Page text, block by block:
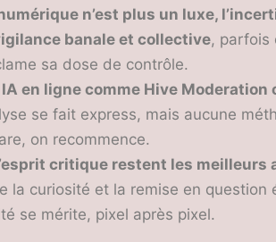
n’est plus un luxe,
banale et collective, parfois
sa dose de contrôle.
en ligne comme Hive
se fait express, mais aucune
on recommence.
critique restent les meilleurs
la curiosité et la remise en question
se mérite, pixel après pixel.